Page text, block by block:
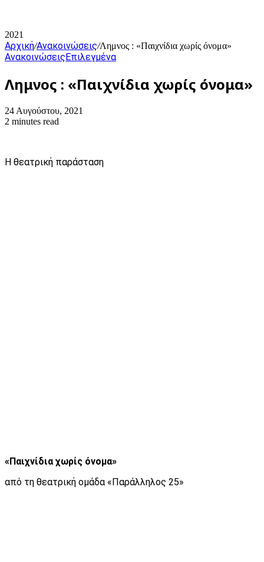
2021
Αρχική/Ανακοινώσεις/Λημνος : «Παιχνίδια χωρίς όνομα»
ΑνακοινώσειςΕπιλεγμένα
Λημνος : «Παιχνίδια χωρίς όνομα»
24 Αυγούστου, 2021
2 minutes read
Η θεατρική παράσταση
«Παιχνίδια χωρίς όνομα»
από τη θεατρική ομάδα «Παράλληλος 25»